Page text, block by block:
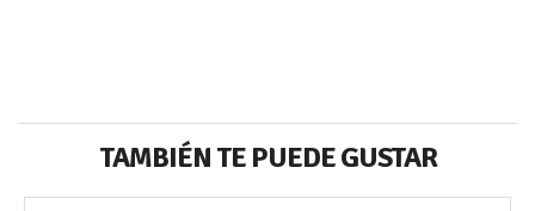
TAMBIÉN TE PUEDE GUSTAR